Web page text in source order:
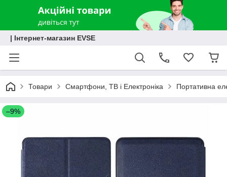
| Інтернет-магазин EVSE
Товари Смартфони, ТВ і Електроніка Портативна
–9%